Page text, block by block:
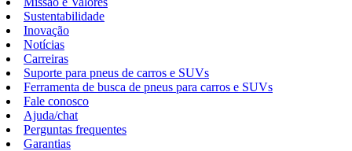
Sustentabilidade
Inovação
Notícias
Carreiras
Suporte para pneus de carros e SUVs
Ferramenta de busca de pneus para carros e SUVs
Fale conosco
Ajuda/chat
Perguntas frequentes
Garantias